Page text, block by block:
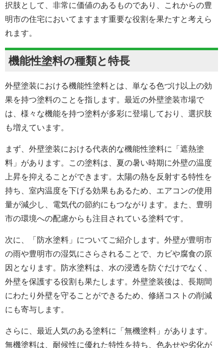
択肢として、非常に価値のあるものであり、これからの豊
明市の住宅においてますます重要な役割を果たすと考えら
れます。
機能性塗料の種類と特長
外壁塗装における機能性塗料とは、単なる色づけ以上の効
果を持つ塗料のことを指します。最近の外壁塗装市場で
は、様々な機能を持つ塗料が多彩に登場しており、選択肢
も増えています。
まず、外壁塗装における代表的な機能性塗料に「遮熱塗
料」があります。この塗料は、夏の暑い時期に外壁の温度
上昇を抑えることができます。太陽の熱を反射する特性を
持ち、室内温度を下げる効果もあるため、エアコンの使用
量が減少し、電気代の節約にもつながります。また、豊明
市の環境への配慮からも注目されている塗料です。
次に、「防水塗料」についてご紹介します。外壁が豊明市
の雨や豊明市の湿気にさらされることで、カビや腐食の原
因となります。防水塗料は、水の浸透を防ぐだけでなく、
外壁を保護する役割も果たします。外壁塗装後は、長期間
にわたり外壁を守ることができるため、修繕コストの削減
にも寄与します。
さらに、最近人気のある塗料に「無機塗料」があります。
無機塗料は、耐候性に優れた特性を持ち、色あせや劣化が